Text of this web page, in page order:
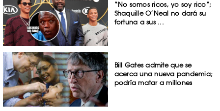
“No somos ricos, yo soy rico”;
Shaquille O’Neal no dará su
fortuna a sus ...
Bill Gates admite que se
acerca una nueva pandemia;
podría matar a millones